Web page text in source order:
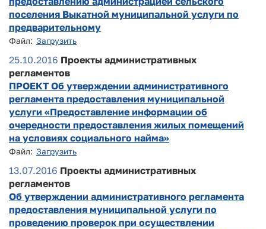
поселения Выкатной муниципальной услуги по
предварительному
Файл: Загрузить
25.10.2016 Проекты административных
регламентов
ПРОЕКТ Об утверждении административного
регламента предоставления муниципальной
услуги «Предоставление информации об
очередности предоставления жилых помещений
на условиях социального найма»
Файл: Загрузить
13.07.2016 Проекты административных
регламентов
Об утверждении административного регламента
предоставления муниципальной услуги по
проведению проверок при осуществлении